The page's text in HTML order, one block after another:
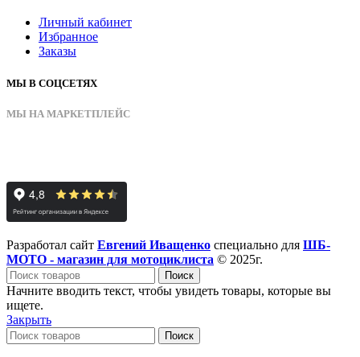
Личный кабинет
Избранное
Заказы
МЫ В СОЦСЕТЯХ
МЫ НА МАРКЕТПЛЕЙС
Разработал сайт Евгений Иващенко специально для ШБ-
МОТО - магазин для мотоциклиста © 2025г.
Поиск
Начните вводить текст, чтобы увидеть товары, которые вы
ищете.
Закрыть
Поиск